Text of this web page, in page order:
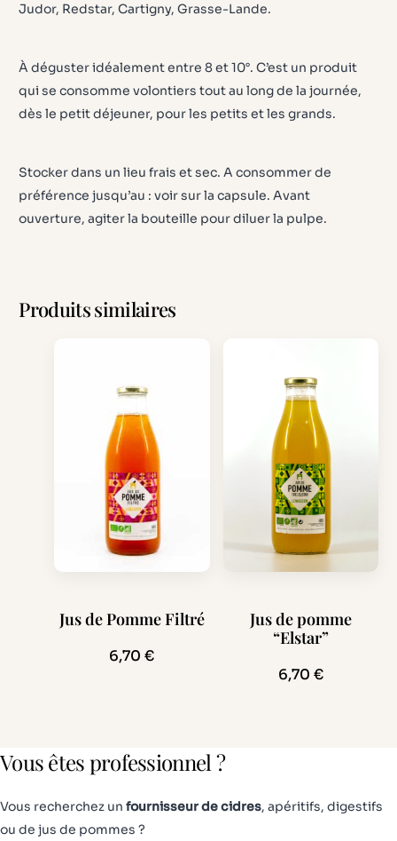
Judor, Redstar, Cartigny, Grasse-Lande.
À déguster idéalement entre 8 et 10°. C’est un produit
qui se consomme volontiers tout au long de la journée,
dès le petit déjeuner, pour les petits et les grands.
Stocker dans un lieu frais et sec. A consommer de
préférence jusqu’au : voir sur la capsule. Avant
ouverture, agiter la bouteille pour diluer la pulpe.
Produits similaires
produit
plusieurs
peuvent
être
choisies
sur
Jus de Pomme Filtré
6,70€
produit
variations.
peuvent
choisies
Jus de pomme
“Elstar”
6,70 €
Vous êtes professionnel ?
Vous recherchez un fournisseur de cidres, apéritifs, digestifs
ou de jus de pommes ?